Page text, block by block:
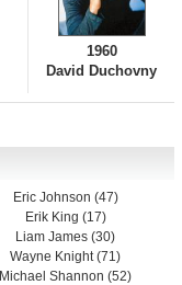
1960
David Duchovny
Eric Johnson (47)
Erik King (17)
Liam James (30)
Wayne Knight (71)
Michael Shannon (52)